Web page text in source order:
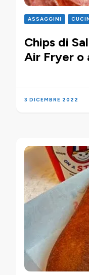
ASSAGGINI
Chips di
Air Fryer o
3 DICEMBRE 2022